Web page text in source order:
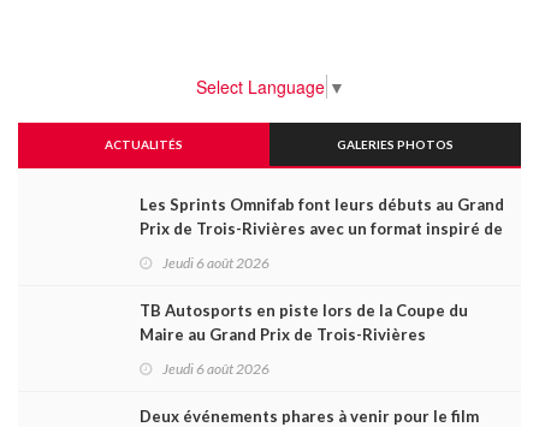
Select Language ▼
ACTUALITÉS GALERIES PHOTOS
Les Sprints Omnifab font leurs débuts au Grand
Prix de Trois-Rivières avec un format inspiré de
Jeudi 6 août 2026
TB Autosports en piste lors de la Coupe du
Maire au Grand Prix de Trois-Rivières
Jeudi 6 août 2026
Deux événements phares à venir pour le film